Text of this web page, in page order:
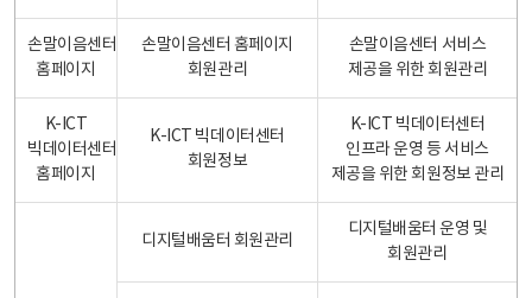
손말이음센터
홈페이지
손말이음센터 홈페이지
회원관리
손말이음센터 서비스
제공을 위한 회원관리
K-ICT
빅데이터센터
홈페이지
K-ICT 빅데이터센터
회원정보
K-ICT 빅데이터센터
인프라 운영 등 서비스
제공을 위한 회원정보 관리
디지털배움터 회원관리
디지털배움터 운영 및
회원관리